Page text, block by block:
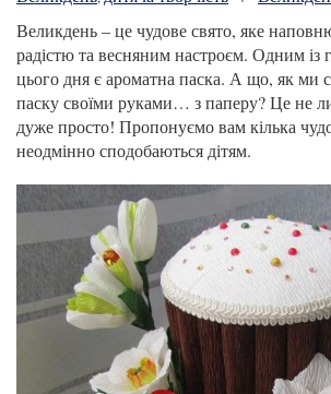
Великдень – це чудове свято, яке
радістю та весняним настроєм. Одним із
цього дня є ароматна паска. А що, як ми
паску своїми руками… з паперу? Це не
дуже просто! Пропонуємо вам кілька
неодмінно сподобаються дітям.